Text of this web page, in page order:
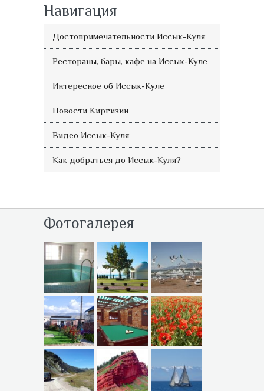
Навигация
Достопримечательности Иссык-Куля
Рестораны, бары, кафе на Иссык-Куле
Интересное об Иссык-Куле
Новости Киргизии
Видео Иссык-Куля
Как добраться до Иссык-Куля?
Фотогалерея